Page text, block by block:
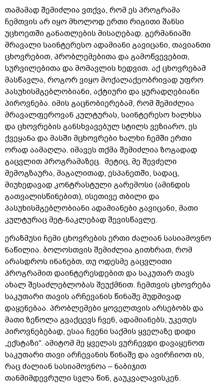
თამამად შემიძლია ვთქვა, რომ ეს პროგრამა
ჩემთვის არ იყო მხოლოდ ერთი რიგითი შანსი
უცხოეთში განათლების მისაღებად. გერმანიაში
მრავალი საინტერესო ადამიანი გავიცანი, თავიანთი
ცხოვრებით, პრობლემებითა და გამოწვევებით,
სურვილებითა და მომავლის ხედვით. აქ ცხოვრებამ
მასწავლა, როგორ ვიყო მოქალაქეობრივად უფრო
პასუხისმგებლობიანი, აქტიური და ყურადღებიანი
პიროვნება. იმის გაცნობიერებამ, რომ შემიძლია
მრავალფეროვან კულტურას, საინტერესო ხალხსა
და ცხოვრების განსხვავებულ სტილს ვეზიარო, ეს
ქვეყანა და მასში მცხოვრები ხალხი ჩემში ერთი
ორად აამაღლა. იმავეს თქმა შემიძლია ზოგადად
გაცვლით პროგრამაზეც. მეტიც, მე შევძელი
მემოგზაურა, მაგალითად, ესპანეთში, სადაც,
მიუხედავად კონტრასტული გარემოსი (ამინდის
გათვალისწინებით), ისეთივე თბილი და
პასუხისმგებლობიანი ადამიანები გავიცანი, მათი
კულტურაც მეტ-ნაკლებად შევისწავლე.
ერაზმუსი ჩემი ცხოვრების ერთი ძალიან სასიამოვნო
ნაწილია. ბოლოსთვის შემიძლია გითხრათ, რომ
არასდროს ინანებთ, თუ ოდესმე გაცვლითი
პროგრამით დაინტერესდებით და საკუთარ თავს
ახალ შესაძლებლობას შეუქმნით. ჩემთვის ცხოვრება
საკუთარი თავის არჩევანის წინაშე მუდმივად
დაყენებაა. პრობლემები ყოველთვის არსებობს და
მათი ზეწოლა გვაქცევს ჩვენ, ადამიანებს, უკეთეს
პიროვნებებად, ესაა ჩვენი საქმის ყველაზე დიდი
„ექსტაზი“. ამიტომ მე ყველას ვურჩევდი დავაყენოთ
საკუთარი თავი არჩევანის წინაშე და ავირჩიოთ ის,
რაც ძალიან სასიამოვნოა – ნაბიჯით
თანმიმდევრული სვლა წინ, გაუკვალავისკენ.